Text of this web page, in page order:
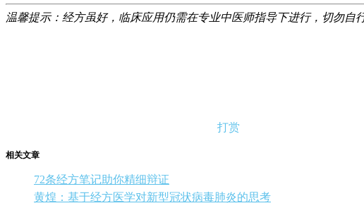
温馨提示：经方虽好，临床应用仍需在专业中医师指导下进行，切勿自行
打赏
相关文章
72条经方笔记助你精细辩证
黄煌：基于经方医学对新型冠状病毒肺炎的思考